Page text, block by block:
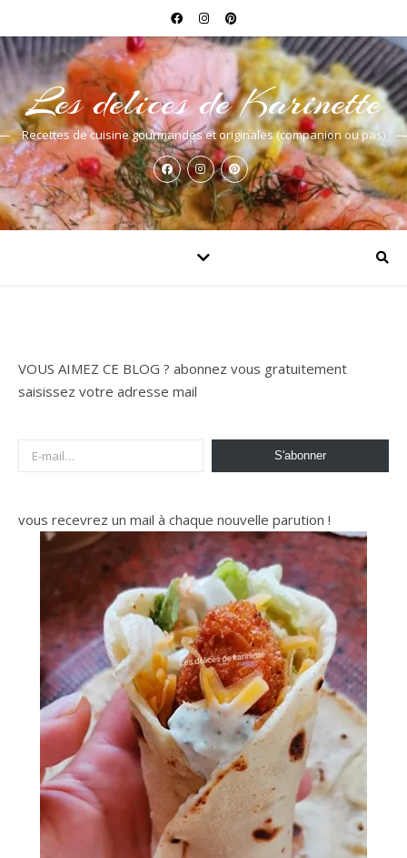
Les delices de Karinette
Recettes de cuisine gourmandes et originales (companion ou pas)
VOUS AIMEZ CE BLOG ? abonnez vous gratuitement
saisissez votre adresse mail
S'abonner
vous recevrez un mail à chaque nouvelle parution !